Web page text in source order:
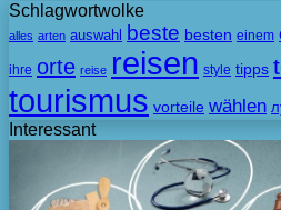
Schlagwortwolke
alles arten auswahl beste besten einem
ihre orte reise reisen style tipps
tourismus vorteile wählen
Interessant